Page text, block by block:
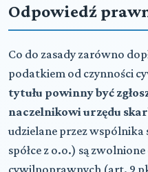
Odpowiedź
Co do zasady zarówno
podatkiem od czynności
tytułu powinny być
naczelnikowi urzędu
udzielane przez wspólnika
spółce z o.o.) są
cywilnoprawnych (art. 9